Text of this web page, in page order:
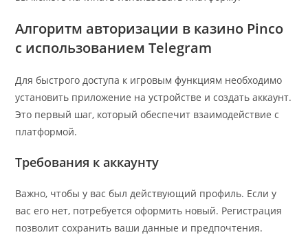
Алгоритм авторизации в казино Pinco
с использованием Telegram
Для быстрого доступа к игровым функциям необходимо
установить приложение на устройстве и создать аккаунт.
Это первый шаг, который обеспечит взаимодействие с
платформой.
Требования к аккаунту
Важно, чтобы у вас был действующий профиль. Если у
вас его нет, потребуется оформить новый. Регистрация
позволит сохранить ваши данные и предпочтения.